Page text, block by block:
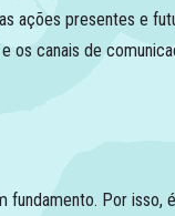
ações presentes e
os canais de
fundamento. Por